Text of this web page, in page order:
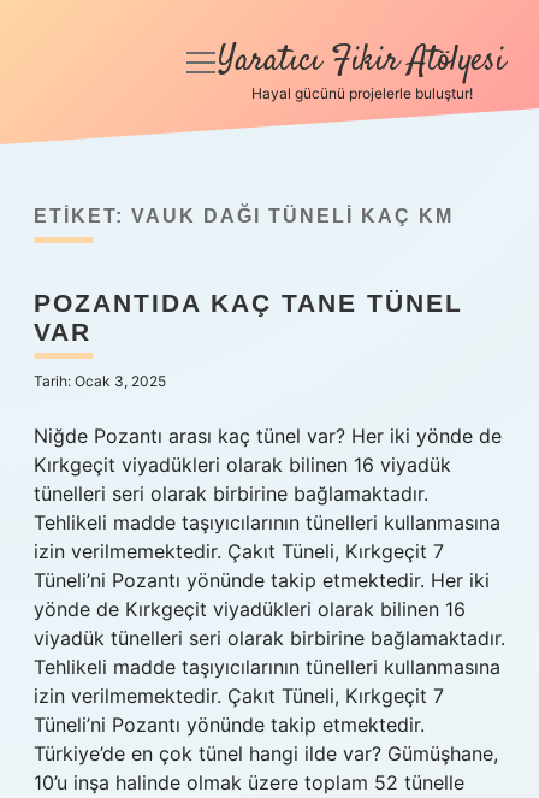
Anasayfa
Yasal Uyarı
Hakkımızda
menüyü
Yaratıcı Fikir Atölyesi
Hayal gücünü projelerle buluştur!
ETIKET: VAUK DAĞI TÜNELI KAÇ KM
POZANTIDA KAÇ TANE TÜNEL
VAR
Tarih: Ocak 3, 2025
Niğde Pozantı arası kaç tünel var? Her iki yönde de
Kırkgeçit viyadükleri olarak bilinen 16 viyadük
tünelleri seri olarak birbirine bağlamaktadır.
Tehlikeli madde taşıyıcılarının tünelleri kullanmasına
izin verilmemektedir. Çakıt Tüneli, Kırkgeçit 7
Tüneli’ni Pozantı yönünde takip etmektedir. Her iki
yönde de Kırkgeçit viyadükleri olarak bilinen 16
viyadük tünelleri seri olarak birbirine bağlamaktadır.
Tehlikeli madde taşıyıcılarının tünelleri kullanmasına
izin verilmemektedir. Çakıt Tüneli, Kırkgeçit 7
Tüneli’ni Pozantı yönünde takip etmektedir.
Türkiye’de en çok tünel hangi ilde var? Gümüşhane,
10’u inşa halinde olmak üzere toplam 52 tünelle